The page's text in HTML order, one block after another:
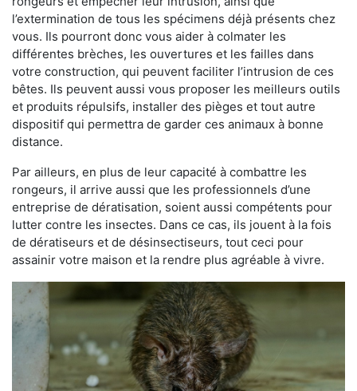
l’extermination de tous les spécimens déjà présents chez
vous. Ils pourront donc vous aider à colmater les
différentes brèches, les ouvertures et les failles dans
votre construction, qui peuvent faciliter l’intrusion de ces
bêtes. Ils peuvent aussi vous proposer les meilleurs outils
et produits répulsifs, installer des pièges et tout autre
dispositif qui permettra de garder ces animaux à bonne
distance.
Par ailleurs, en plus de leur capacité à combattre les
rongeurs, il arrive aussi que les professionnels d’une
entreprise de dératisation, soient aussi compétents pour
lutter contre les insectes. Dans ce cas, ils jouent à la fois
de dératiseurs et de désinsectiseurs, tout ceci pour
assainir votre maison et la rendre plus agréable à vivre.